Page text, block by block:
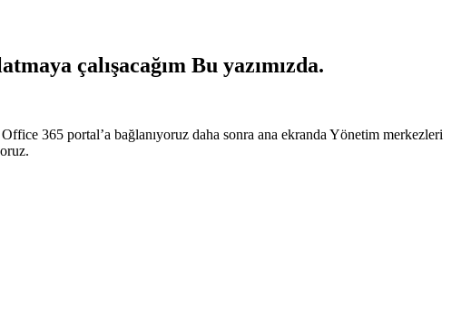
çalışacağım Bu yazımızda.
365 portal’a bağlanıyoruz daha sonra ana ekranda Yönetim merkezleri